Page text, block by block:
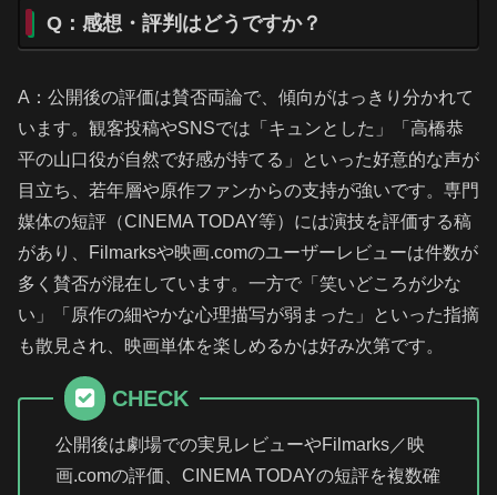
Q：感想・評判はどうですか？
A：公開後の評価は賛否両論で、傾向がはっきり分かれて
います。観客投稿やSNSでは「キュンとした」「高橋恭
平の山口役が自然で好感が持てる」といった好意的な声が
目立ち、若年層や原作ファンからの支持が強いです。専門
媒体の短評（CINEMA TODAY等）には演技を評価する稿
があり、Filmarksや映画.comのユーザーレビューは件数が
多く賛否が混在しています。一方で「笑いどころが少な
い」「原作の細やかな心理描写が弱まった」といった指摘
も散見され、映画単体を楽しめるかは好み次第です。
CHECK
公開後は劇場での実見レビューやFilmarks／映
画.comの評価、CINEMA TODAYの短評を複数確